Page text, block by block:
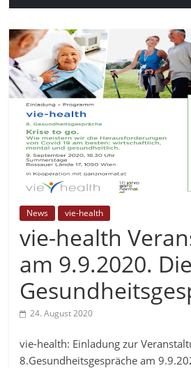
News vie-health
vie-health
am 9.9.2020.
24. August 2020
vie-health: Einladung zur
8.Gesundheitsgespräche am